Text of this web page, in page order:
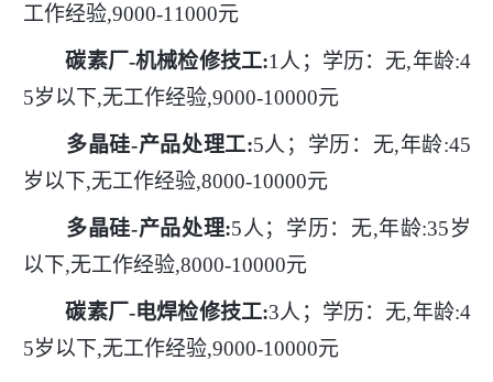
工作经验,9000-11000元
碳素厂 -机械检修技工:1人；学历：无,年龄:4
5岁以下,无工作经验,9000-10000元
多晶硅-产品处理工:5人；学历：无,年龄:45
岁以下,无工作经验,8000-10000元
多晶硅-产品处理:5人；学历：无,年龄:35岁
以下,无工作经验,8000-10000元
碳素厂 -电焊检修技工:3人；学历：无,年龄:4
5岁以下,无工作经验,9000-10000元